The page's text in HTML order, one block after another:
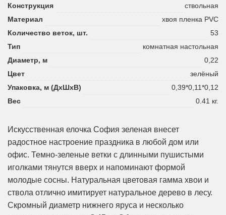
Конструкция
ствольная
Материал
хвоя пленка PVC
Количество веток, шт.
53
Тип
комнатная настольная
Диаметр, м
0,22
Цвет
зелёный
Упаковка, м (ДхШхВ)
0,39*0,11*0,12
Вес
0.41 кг.
Искусственная елочка София зеленая внесет
радостное настроение праздника в любой дом или
офис. Темно-зеленые ветки с длинными пушистыми
иголками тянутся вверх и напоминают формой
молодые сосны. Натуральная цветовая гамма хвои и
ствола отлично имитирует натуральное дерево в лесу.
Скромный диаметр нижнего яруса и несколько